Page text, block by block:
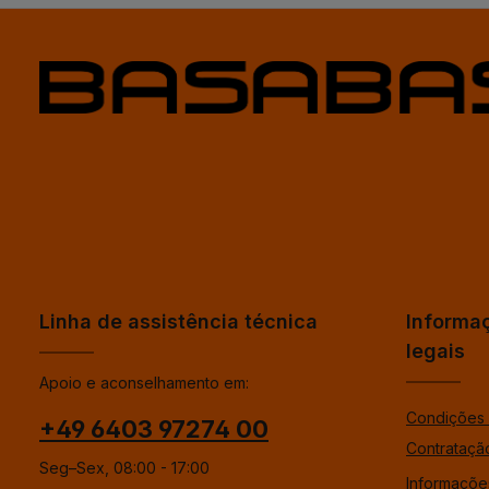
Linha de assistência técnica
Apoio e aconselhamento em:
+49 6403 97274 00
Seg–Sex, 08:00 - 17:00
legais
Condições